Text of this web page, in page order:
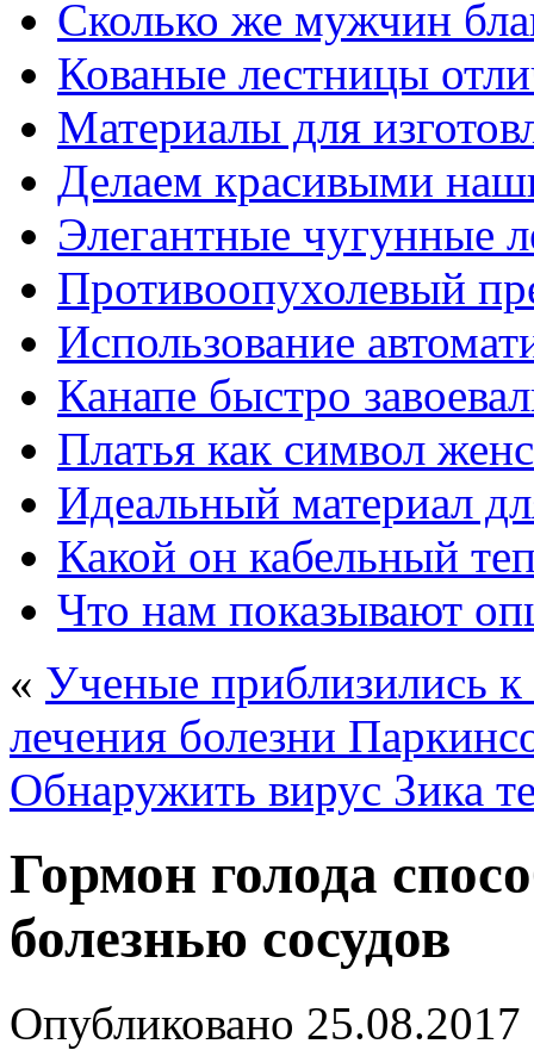
Сколько же мужчин
Кованые лестницы
Материалы для
Делаем красивыми
Элегантные чугунные
Противоопухолевый
Использование
Канапе быстро
Платья как символ
Идеальный материал
Какой он кабельный
Что нам показывают
« Ученые приблизились
лечения болезни
Обнаружить вирус Зика
Гормон голода
болезнью сосудов
Опубликовано 25.08.2017